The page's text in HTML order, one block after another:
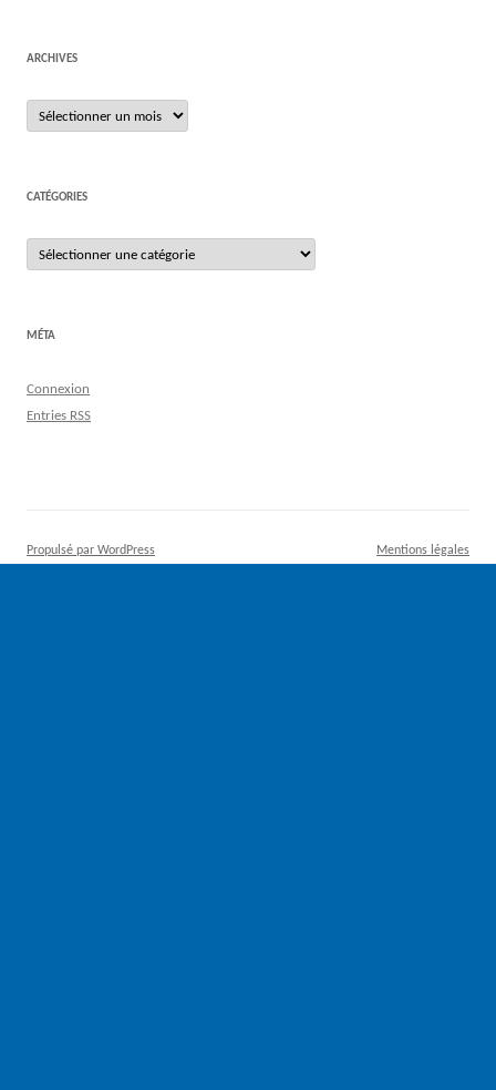
ARCHIVES
Archives
CATÉGORIES
Catégories
MÉTA
Connexion
Entries RSS
Propulsé par WordPress Mentions légales